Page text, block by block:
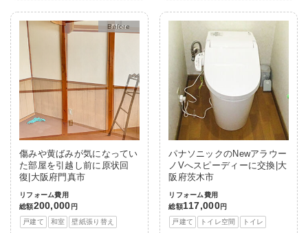
After
傷みや黄ばみが気になってい
た部屋を引越し前に原状回
復|大阪府門真市
リフォーム費用
総額200,000 円
戸建て
和室 壁紙張り替え
パナソニックのNewアラウー
ノVへスピーディーに交換|大
阪府茨木市
リフォーム費用
総額117,000円
戸建て
トイレ空間 トイレ